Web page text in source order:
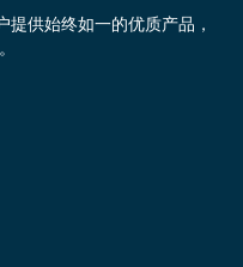
供始终如一的优质产品，